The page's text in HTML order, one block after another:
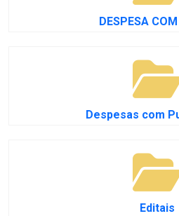
DESPESA
Despesas com
Editais